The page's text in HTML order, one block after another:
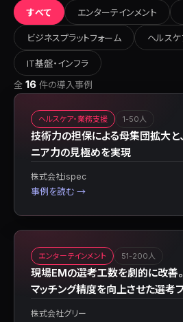
すべて エンターテインメント
ビジネスプラットフォーム ヘルスケ
IT基盤・インフラ
全 16 件の導入事例
ヘルスケア・業務支援 1-50人
技術力の担保による母集団拡大と
ニア力の見極めを実現
株式会社ispec
事例を読む →
エンターテインメント 51-200人
現場EMの選考工数を劇的に改善
マッチング精度を向上させた選考
株式会社グリー